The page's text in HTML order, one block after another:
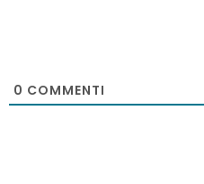
0 COMMENTI